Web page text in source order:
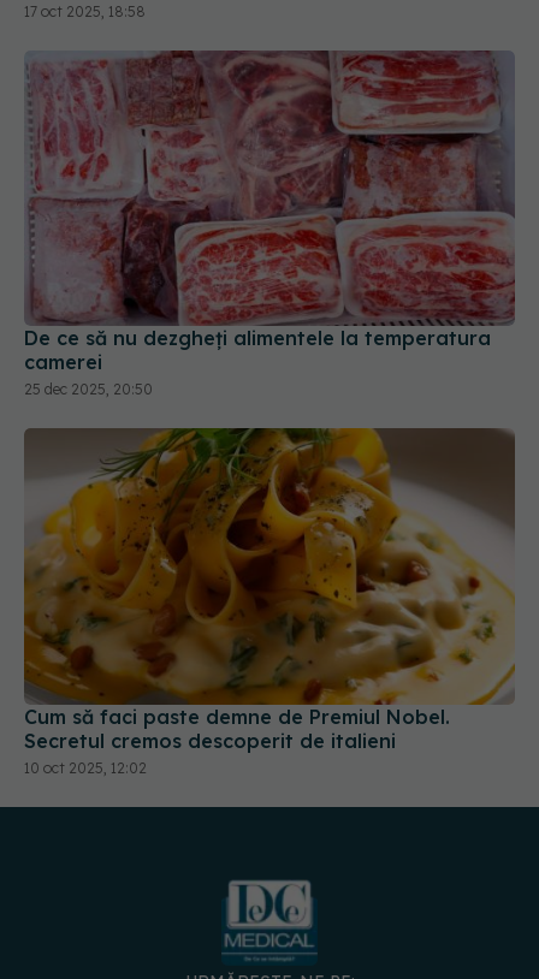
17 oct 2025, 18:58
De ce să nu dezgheți alimentele la temperatura
camerei
25 dec 2025, 20:50
Cum să faci paste demne de Premiul Nobel.
Secretul cremos descoperit de italieni
10 oct 2025, 12:02